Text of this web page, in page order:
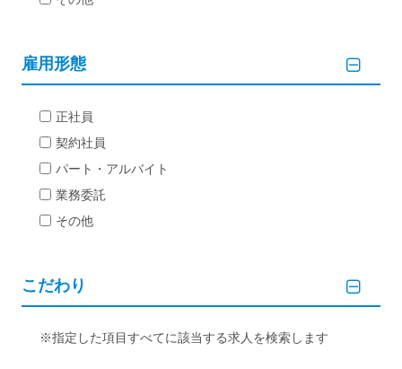
雇用形態
正社員
契約社員
パート・アルバイト
業務委託
その他
こだわり
指定した項目すべてに該当する求人を検索します